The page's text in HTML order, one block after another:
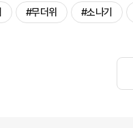
#무더위 #소나기